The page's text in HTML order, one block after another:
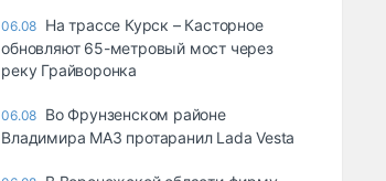
06.08 На трассе Курск – Касторное
обновляют 65-метровый мост через
реку Грайворонка
06.08 Во Фрунзенском районе
Владимира МАЗ протаранил Lada Vesta